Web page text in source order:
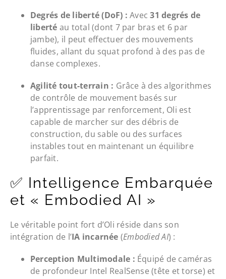
Degrés de liberté (DoF) : Avec31 degrés de
liberté au total (dont 7 par bras et 6 par
jambe), il peut effectuer des mouvements
fluides, allant du squat profond à des pas de
danse complexes.
Agilité tout-terrain : Grâce à des algorithmes
de contrôle de mouvement basés sur
l’apprentissage par renforcement, Oli est
capable de marcher sur des débris de
construction, du sable ou des surfaces
instables tout en maintenant un équilibre
parfait.
✅ Intelligence Embarquée
et « Embodied AI »
Le véritable point fort d’Oli réside dans son
intégration de l’IA incarnée (Embodied AI) :
Perception Multimodale : Équipé de caméras
de profondeur Intel RealSense (tête et torse) et